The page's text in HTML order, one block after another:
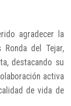
agradecer la
del Tejar,
destacando su
activa
de vida de